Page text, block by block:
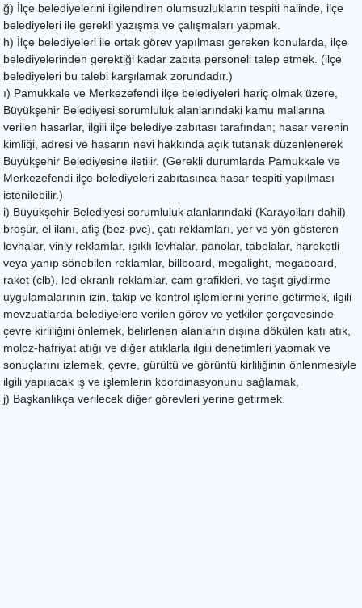
ğ) İlçe belediyelerini ilgilendiren olumsuzlukların tespiti halinde, ilçe
belediyeleri ile gerekli yazışma ve çalışmaları yapmak.
h) İlçe belediyeleri ile ortak görev yapılması gereken konularda, ilçe
belediyelerinden gerektiği kadar zabıta personeli talep etmek. (ilçe
belediyeleri bu talebi karşılamak zorundadır.)
ı) Pamukkale ve Merkezefendi ilçe belediyeleri hariç olmak üzere,
Büyükşehir Belediyesi sorumluluk alanlarındaki kamu mallarına
verilen hasarlar, ilgili ilçe belediye zabıtası tarafından; hasar verenin
kimliği, adresi ve hasarın nevi hakkında açık tutanak düzenlenerek
Büyükşehir Belediyesine iletilir. (Gerekli durumlarda Pamukkale ve
Merkezefendi ilçe belediyeleri zabıtasınca hasar tespiti yapılması
istenilebilir.)
i) Büyükşehir Belediyesi sorumluluk alanlarındaki (Karayolları dahil)
broşür, el ilanı, afiş (bez-pvc), çatı reklamları, yer ve yön gösteren
levhalar, vinly reklamlar, ışıklı levhalar, panolar, tabelalar, hareketli
veya yanıp sönebilen reklamlar, billboard, megalight, megaboard,
raket (clb), led ekranlı reklamlar, cam grafikleri, ve taşıt giydirme
uygulamalarının izin, takip ve kontrol işlemlerini yerine getirmek, ilgili
mevzuatlarda belediyelere verilen görev ve yetkiler çerçevesinde
çevre kirliliğini önlemek, belirlenen alanların dışına dökülen katı atık,
moloz-hafriyat atığı ve diğer atıklarla ilgili denetimleri yapmak ve
sonuçlarını izlemek, çevre, gürültü ve görüntü kirliliğinin önlenmesiyle
ilgili yapılacak iş ve işlemlerin koordinasyonunu sağlamak,
j) Başkanlıkça verilecek diğer görevleri yerine getirmek.